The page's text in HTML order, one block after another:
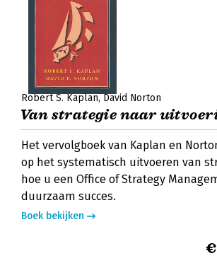
Robert S. Kaplan David Norton
Van strategie naar
Het vervolgboek van Kaplan en
op het systematisch uitvoeren van
hoe u een Office of Strategy
duurzaam succes.
Boek bekijken